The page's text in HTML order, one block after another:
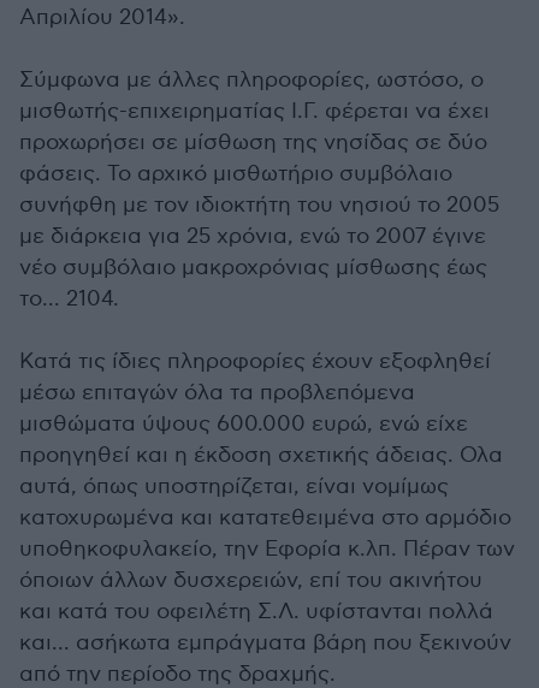
Απριλίου 2014».
Σύμφωνα με άλλες πληροφορίες, ωστόσο, ο
μισθωτής-επιχειρηματίας Ι.Γ. φέρεται να έχει
προχωρήσει σε μίσθωση της νησίδας σε δύο
φάσεις. Το αρχικό μισθωτήριο συμβόλαιο
συνήφθη με τον ιδιοκτήτη του νησιού το 2005
με διάρκεια για 25 χρόνια, ενώ το 2007 έγινε
νέο συμβόλαιο μακροχρόνιας μίσθωσης έως
το... 2104.
Κατά τις ίδιες πληροφορίες έχουν εξοφληθεί
μέσω επιταγών όλα τα προβλεπόμενα
μισθώματα ύψους 600.000 ευρώ, ενώ είχε
προηγηθεί και η έκδοση σχετικής άδειας. Ολα
αυτά, όπως υποστηρίζεται, είναι νομίμως
κατοχυρωμένα και κατατεθειμένα στο αρμόδιο
υποθηκοφυλακείο, την Εφορία κ.λπ. Πέραν των
όποιων άλλων δυσχερειών, επί του ακινήτου
και κατά του οφειλέτη Σ.Λ. υφίστανται πολλά
και... ασήκωτα εμπράγματα βάρη που ξεκινούν
από την περίοδο της δραχμής.